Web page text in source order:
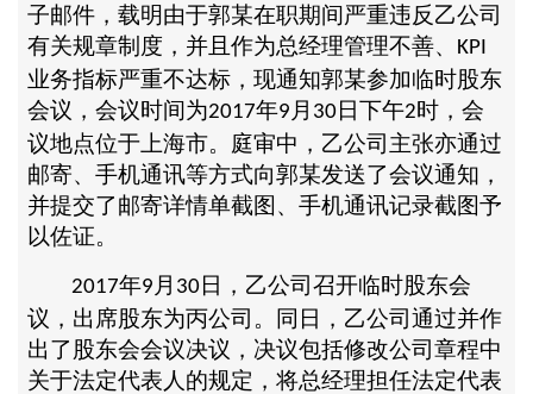
子邮件，载明由于郭某在职期间严重违反乙公司
有关规章制度，并且作为总经理管理不善、
KPI
业务指标严重不达标，现通知郭某参加临时股东
会议，会议时间为2017年9 月 30日下午2时，会
议地点位于上海市。庭审中，乙公司主张亦通过
邮寄、手机通讯等方式向郭某发送了会议通知，
并提交了邮寄详情单截图、手机通讯记录截图予
以佐证。
2017年9 月 30日，乙公司召开临时股东会
议，出席股东为丙公司。同日，乙公司通过并作
出了股东会会议决议，决议包括修改公司章程中
关于法定代表人的规定，将总经理担任法定代表